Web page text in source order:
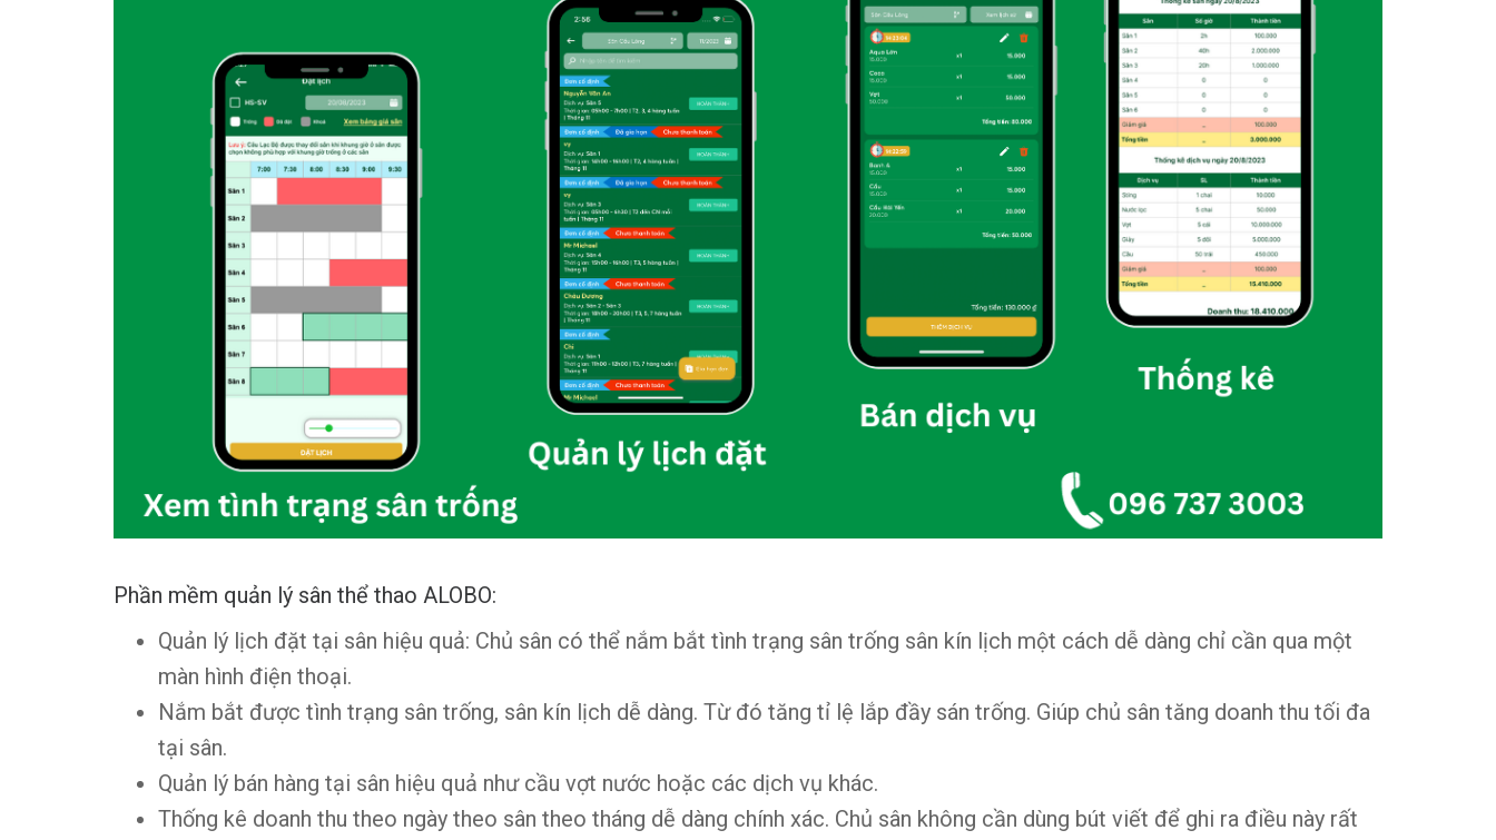
Phần mềm quản lý sân thể thao ALOBO:
Quản lý lịch đặt tại sân hiệu quả: Chủ sân có thể nắm bắt tình trạng sân trống sân kín lịch một cách dễ dàng chỉ cần qua một
màn hình điện thoại.
Nắm bắt được tình trạng sân trống, sân kín lịch dễ dàng. Từ đó tăng tỉ lệ lắp đầy sán trống. Giúp chủ sân tăng doanh thu tối đa
tại sân.
Quản lý bán hàng tại sân hiệu quả như cầu vợt nước hoặc các dịch vụ khác.
Thống kê doanh thu theo ngày theo sân theo tháng dễ dàng chính xác. Chủ sân không cần dùng bút viết để ghi ra điều này rất